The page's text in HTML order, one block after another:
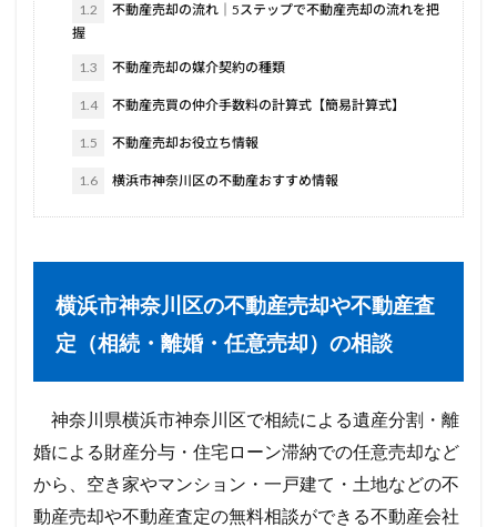
1.2
不動産売却の流れ｜5ステップで不動産売却の流れを把
握
1.3 不動産売却の媒介契約の種類
1.4 不動産売買の仲介手数料の計算式【簡易計算式】
1.5 不動産売却お役立ち情報
1.6 横浜市神奈川区の不動産おすすめ情報
横浜市神奈川区の不動産売却や不動産査
定（相続・離婚・任意売却）の相談
神奈川県横浜市神奈川区で相続による遺産分割・離
婚による財産分与・住宅ローン滞納での任意売却など
から、空き家やマンション・一戸建て・土地などの不
動産売却や不動産査定の無料相談ができる不動産会社